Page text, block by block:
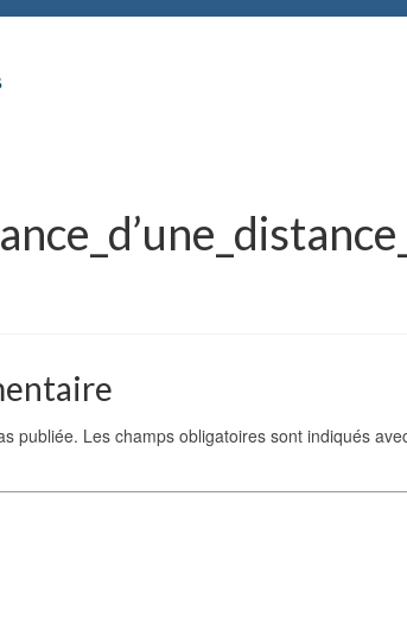
publiée. Les champs obligatoires sont indiqués